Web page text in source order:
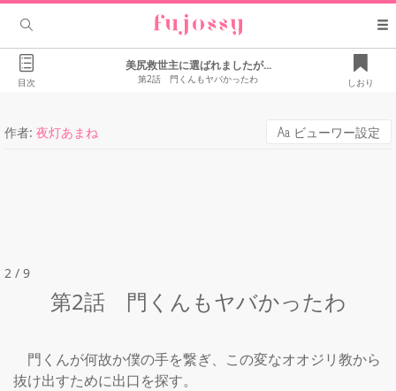
目次
美尻救世主に選ばれましたが...
第2話 門くんもヤバかったわ しおり
作者: 夜灯あまね ビューワー設定
2 / 9
第2話 門くんもヤバかったわ
門くんが何故か僕の手を繋ぎ、この変なオオジリ教から
抜け出すために出口を探す。